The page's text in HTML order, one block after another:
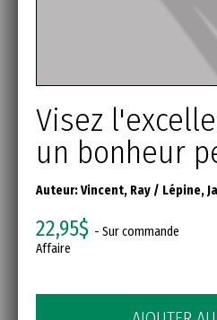
Visez
un bonheur
Auteur:Vincent, Ray / Lépine,
22,95$ - Sur commande
Affaire